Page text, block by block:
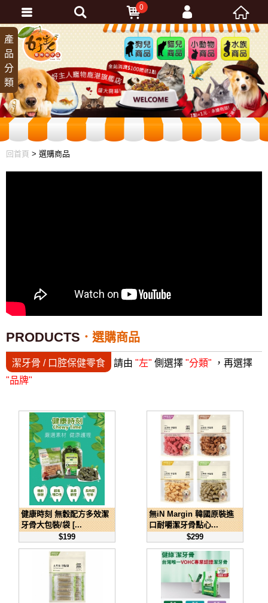
狗兒
商品
貓兒
商品
小動
物商
品
水族
商品
回首頁 > 選購商品
產
品
分
類
PRODUCTS 選購商品
潔牙骨 / 口腔保健零食 請由 "左" 側選擇 "分類" ，再選擇
"品牌"
健康時刻 無穀配方多效潔
牙骨大包裝/袋 [...
$199
無iN Margin 韓國原裝進
口耐嚼潔牙骨點心...
$299
0
會員登入
忘記密碼
加入會員
訂單查詢